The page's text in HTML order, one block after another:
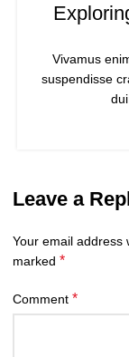
Vivamus
suspendisse
Leave a
Your email address
marked *
Comment *